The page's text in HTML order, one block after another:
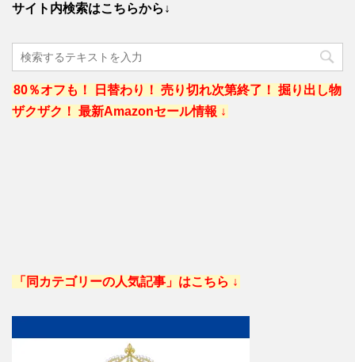
サイト内検索はこちらから↓
80％オフも！ 日替わり！ 売り切れ次第終了！ 掘り出し物
ザクザク！ 最新Amazonセール情報 ↓
「同カテゴリーの人気記事」はこちら ↓